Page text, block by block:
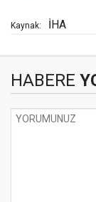
Kaynak: İHA
HABERE